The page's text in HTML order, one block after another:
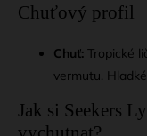
Chuťový profil
Chuť: Tropické
vermutu.
Jak si Seekers